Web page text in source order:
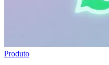
Produto